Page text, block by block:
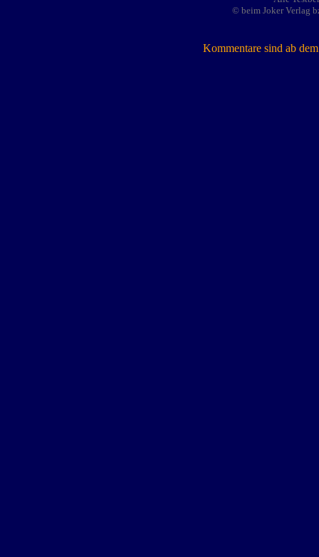
© beim Joker Verlag
Kommentare sind ab